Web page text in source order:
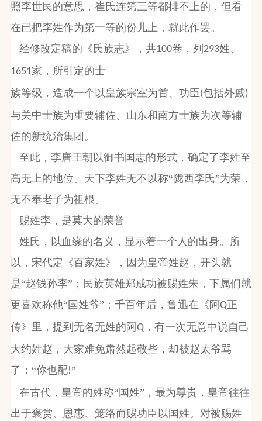
照李世民的意思，崔氏连第三等都排不上的，但看
在已把李姓作为第一等的份儿上，就此作罢。
经修改定稿的《氏族志》，共100卷，列 293姓、
1651家，所引定的士
族等级，造成一个以皇族宗室为首、功臣(包括外戚)
与关中士族为重要辅佐、山东和南方士族为次等辅
佐的新统治集团。
至此，李唐王朝以御书国志的形式，确定了李姓至
高无上的地位。天下李姓无不以称“陇西李氏”为荣，
无不奉老子为祖根。
赐姓李，是莫大的荣誉
姓氏，以血缘的名义，显示着一个人的出身。所
以，宋代定《百家姓》，因为皇帝姓赵，开头就
是“赵钱孙李”；民族英雄郑成功被赐姓朱，下属们就
更喜欢称他“国姓爷”；千百年后，鲁迅在《阿Q正
传》里，提到无名无姓的阿Q，有一次无意中说自己
大约姓赵，大家难免肃然起敬些，却被赵太爷骂
了：“你也配!”
在古代，皇帝的姓称“国姓”，最为尊贵，皇帝往往
出于褒赏、恩惠、笼络而赐功臣以国姓。对被赐姓